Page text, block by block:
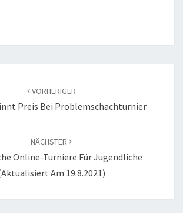
VORHERIGER
Preis Bei Problemschachturnier
NÄCHSTER
Online-Turniere Für Jugendliche
Am 19.8.2021)